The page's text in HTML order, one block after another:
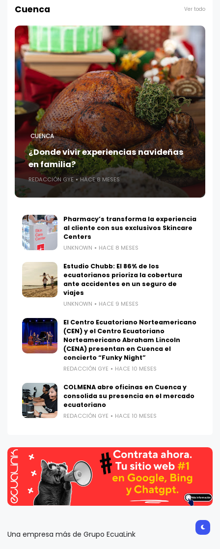
Cuenca Ver todo
CUENCA
¿Donde vivir experiencias navideñas
en familia?
REDACCIÓN GYE HACE 8 MESES
Pharmacy’s transforma la experiencia
al cliente con sus exclusivos Skincare
Centers
UNKNOWN HACE 8 MESES
Estudio Chubb: El 86% de los
ecuatorianos prioriza la cobertura
ante accidentes en un seguro de
viajes
UNKNOWN HACE 9 MESES
El Centro Ecuatoriano Norteamericano
(CEN) y el Centro Ecuatoriano
Norteamericano Abraham Lincoln
(CENA) presentan en Cuenca el
concierto “Funky Night”
REDACCIÓN GYE HACE 10 MESES
COLMENA abre oficinas en Cuenca y
consolida su presencia en el mercado
ecuatoriano
REDACCIÓN GYE HACE 10 MESES
Una empresa más de Grupo EcuaLink